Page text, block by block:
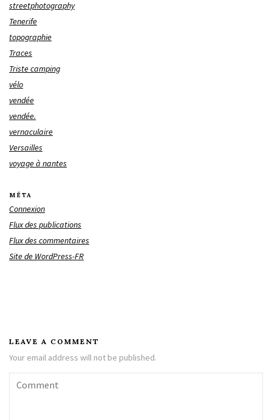
streetphotography
Tenerife
topographie
Traces
Triste camping
vélo
vendée
vendée.
vernaculaire
Versailles
voyage à nantes
MÉTA
Connexion
Flux des publications
Flux des commentaires
Site de WordPress-FR
LEAVE A COMMENT
Your email address will not be published.